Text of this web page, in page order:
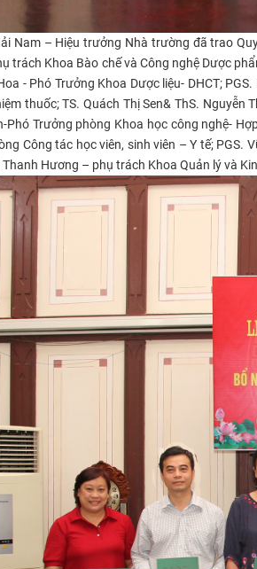
Nam – Hiệu trưởng Nhà trường đã trao
trách Khoa Bào chế và Công nghệ Dược
- Phó Trưởng Khoa Dược liệu- DHCT;
thuốc; TS. Quách Thị Sen& ThS. Nguyễn
Phó Trưởng phòng Khoa học công nghệ-
Công tác học viên, sinh viên – Y tế;
Thanh Hương – phụ trách Khoa Quản lý và